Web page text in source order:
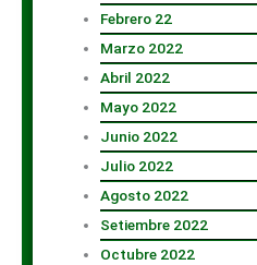
Febrero 22
Marzo 2022
Abril 2022
Mayo 2022
Junio 2022
Julio 2022
Agosto 2022
Setiembre 2022
Octubre 2022